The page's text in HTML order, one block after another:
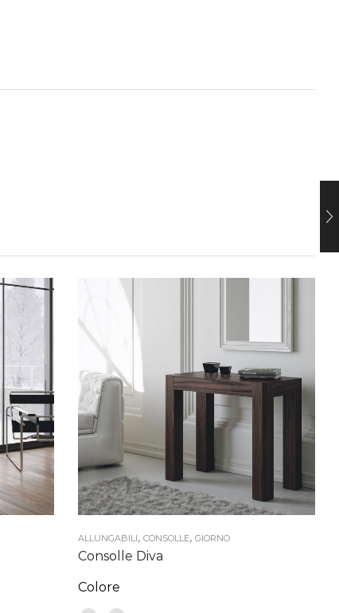
ALLUNGABILI, CONSOLLE, GIORNO
Consolle Diva
Colore